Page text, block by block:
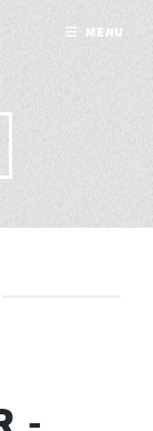
-
MENU